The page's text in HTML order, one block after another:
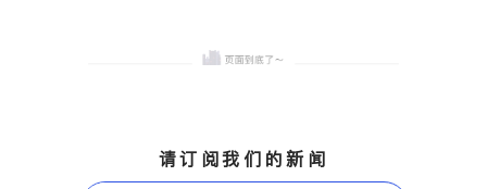
请订阅我们的新闻